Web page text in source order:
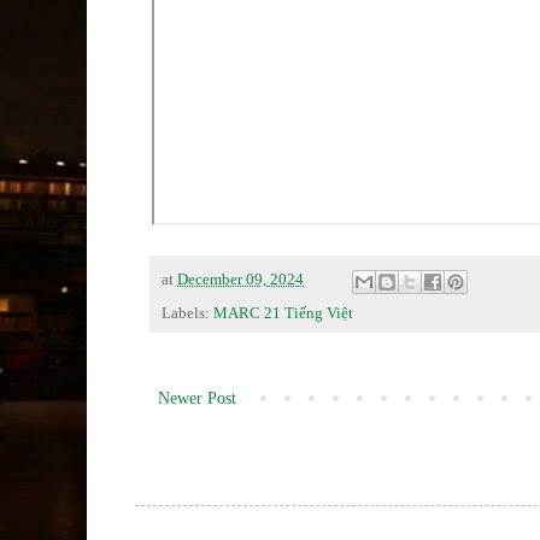
at December 09, 2024
Labels: MARC 21 Tiếng Việt
Newer Post